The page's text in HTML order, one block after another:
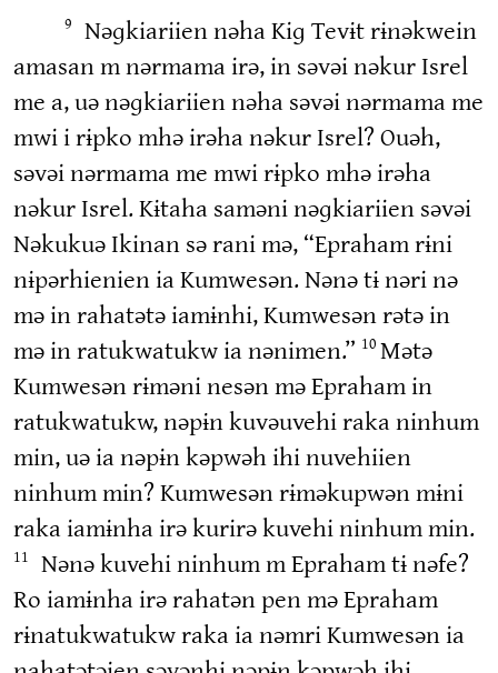
9
Nəɡkiariien nəha Kiɡ Tevɨt rɨnəkwein
amasan m nərmama irə, in səvəi nəkur Isrel
me a, uə nəɡkiariien nəha səvəi nərmama me
mwi i rɨpko mhə irəha nəkur Isrel? Ouəh,
səvəi nərmama me mwi rɨpko mhə irəha
nəkur Isrel. Kɨtaha saməni nəɡkiariien səvəi
Nəkukuə Ikinan sə rani mə, “Epraham rɨni
nɨpərhienien ia Kumwesən. Nənə tɨ nəri nə
mə in rahatətə iamɨnhi, Kumwesən rətə in
mə in ratukwatukw ia nənimen.” 10 Mətə
Kumwesən rɨməni nesən mə Epraham in
ratukwatukw, nəpɨn kuvəuvehi raka ninhum
min, uə ia nəpɨn kəpwəh ihi nuvehiien
ninhum min? Kumwesən rɨməkupwən mɨni
raka iamɨnha irə kurirə kuvehi ninhum min.
11
Nənə kuvehi ninhum m Epraham tɨ nəfe?
Ro iamɨnha irə rahatən pen mə Epraham
rɨnatukwatukw raka ia nəmri Kumwesən ia